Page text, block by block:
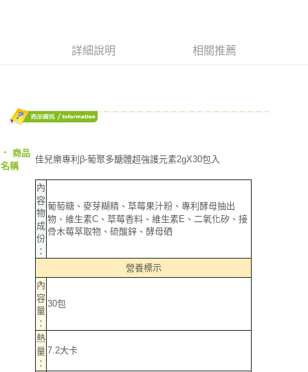
AFTEE先享後付
便利好安心！
１．簡單：不需註冊會員、不需綁卡、不需儲值。
【「AFTEE先享後付」結帳流程】
１．於結帳方式選擇「AFTEE先享後付」後，將跳轉至「AFTEE先享後付」
結帳頁面，進行簡訊認證並確認金額後，即可完成結帳。
２．訂單成立數日內，您將收到繳費通知簡訊。
３．收到繳費通知簡訊後14天內，點擊此簡訊中的連結，可透過四大超商／
ATM／網路銀行／等多元方式進行付款，方視為交易完成。
※ 請注意：結帳手續完成當下不需立刻繳費，但若您需要取消訂單，請聯絡
購買商品的店家。未經商家同意取消之訂單仍視為有效，需透過AFTEE先享
※ 交易是否成功請以「AFTEE先享後付 」之結帳頁面顯示為準，若有關於
是否繳費成功／繳費後需取消欲退款等相關疑問，請聯繫「AFTEE先享後付
客戶支援中心」
【注意事項】
１．透過由恩沛科技股份有限公司提供之「AFTEE先享後付」服務完成之交
易，需依本服務之必要範圍內提供個人資料，並將交易相關給付款項請求債
權轉讓予恩沛科技股份有限公司。
運送方式
全家取貨付款
每筆NT$70，滿NT$600(含以上)免運費
7-11取貨付款
每筆NT$70，滿NT$600(含以上)免運費
每筆NT$80，滿NT$600(含以上)免運費
郵局（離島配送）
每筆NT$125
付款後門市自取
免運費
詳細說明 相關推薦
‧ 商品
名稱
佳兒樂專利β-葡聚多醣體超強護元素2gX30包入
內
容
物
成
份
：
葡萄糖、麥芽糊精、草莓果汁粉、專利酵母抽出
物、維生素C、草莓香料、維生素E、二氧化矽、接
骨木莓萃取物、硫酸鋅、酵母硒
營養標示
內
容
量
：
30包
熱
量
：
7.2大卡